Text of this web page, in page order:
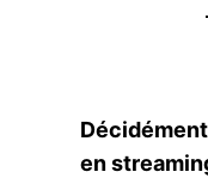
en